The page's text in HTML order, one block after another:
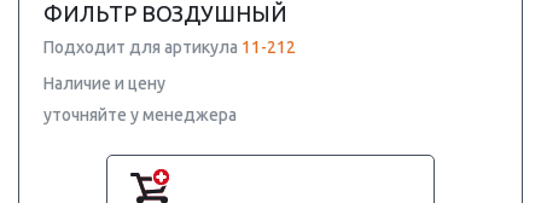
ФИЛЬТР ВОЗДУШНЫЙ
Подходит для артикула 11-212
Наличие и цену
уточняйте у менеджера